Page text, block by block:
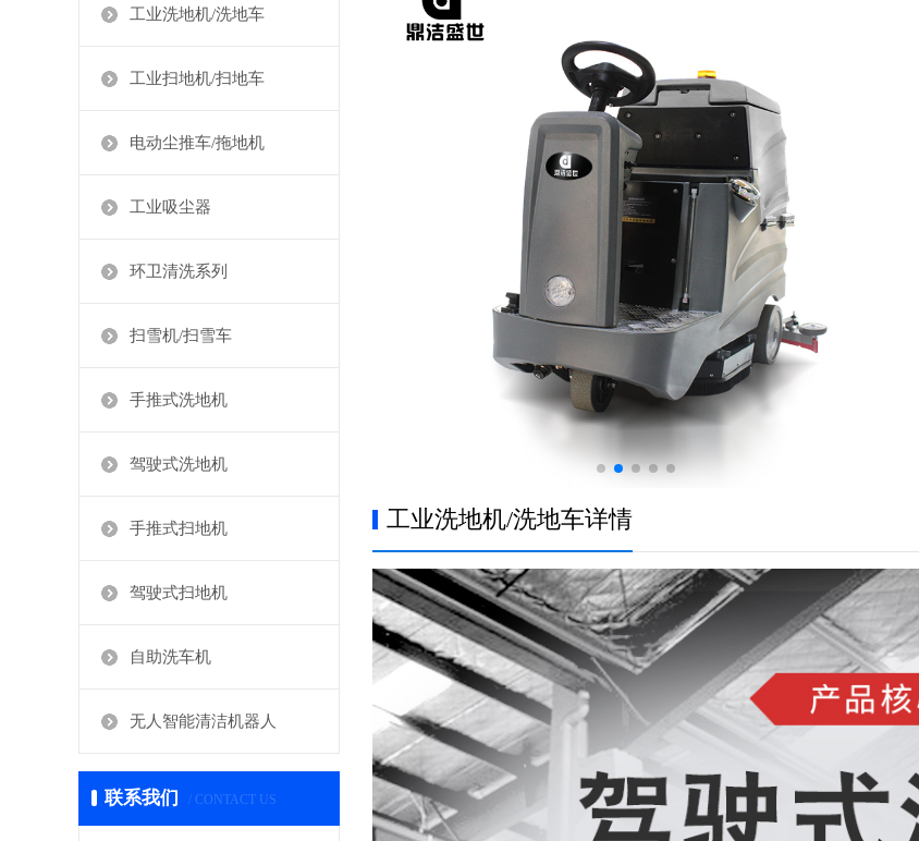
工业洗地机/洗地车
工业扫地机/扫地车
电动尘推车/拖地机
工业吸尘器
环卫清洗系列
扫雪机/扫雪车
手推式洗地机
驾驶式洗地机
手推式扫地机
驾驶式扫地机
自助洗车机
无人智能清洁机器人
联系我们 / CONTACT US
工业洗地机/洗地车详情